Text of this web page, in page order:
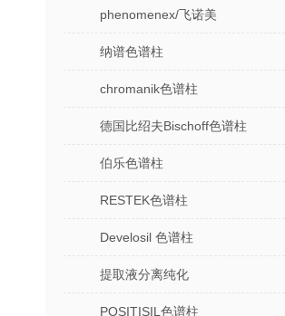
phenomenex/飞诺美
纳谱色谱柱
chromanik色谱柱
德国比绍夫Bischoff色谱柱
伯乐色谱柱
RESTEK色谱柱
Develosil 色谱柱
提取液分离纯化
POSITISIL色谱柱